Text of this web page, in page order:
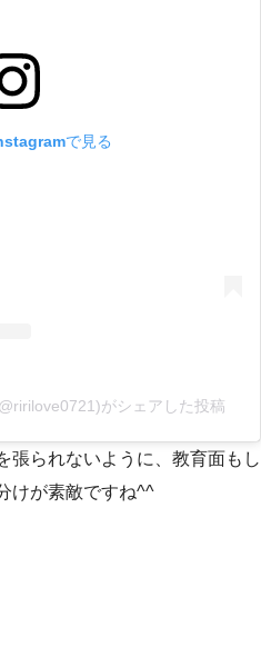
で見る
がシェアした投稿
張られないように、教育面もし
けが素敵ですね^^